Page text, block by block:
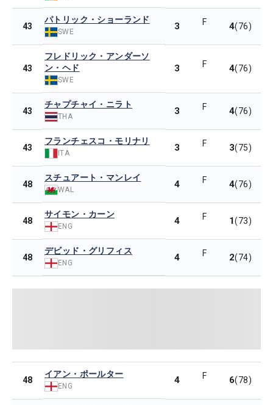
43
パトリック・ショーランド
SWE 3 F 4(76)
43
フレドリック・アンダーソ
ン・ヘド
SWE
3 F 4(76)
43
チャプチャイ・ニラト
THA 3 F 4(76)
43
フランチェスコ・モリナリ
ITA 3 F 3(75)
48
スチュアート・マンレイ
WAL 4 F 4(76)
48
サイモン・カーン
ENG 4 F 1(73)
48
デビッド・グリフィス
ENG 4 F 2(74)
48
イアン・ポールター
ENG
4 F 6(78)